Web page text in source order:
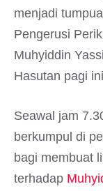
menjadi
Pengerusi
Muhyiddin
Hasutan pagi
Seawal jam
berkumpul di
bagi membuat
terhadap